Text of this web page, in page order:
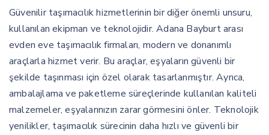
Güvenilir taşımacılık hizmetlerinin bir diğer önemli unsuru,
kullanılan ekipman ve teknolojidir. Adana Bayburt arası
evden eve taşımacılık firmaları, modern ve donanımlı
araçlarla hizmet verir. Bu araçlar, eşyaların güvenli bir
şekilde taşınması için özel olarak tasarlanmıştır. Ayrıca,
ambalajlama ve paketleme süreçlerinde kullanılan kaliteli
malzemeler, eşyalarınızın zarar görmesini önler. Teknolojik
yenilikler, taşımacılık sürecinin daha hızlı ve güvenli bir